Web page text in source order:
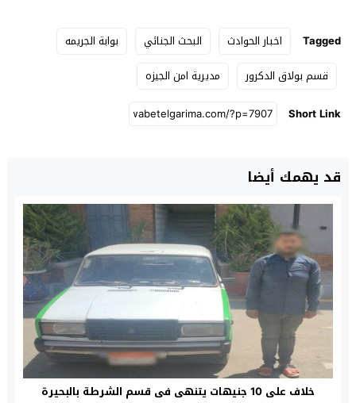
Tagged اخبار الحوادث البحث الجنائي
بوابة الجريمه
قسم بولاق الدكرور
مديرية امن الجيزه
Short Link
قد يهمك أيضا
خلاف على 10 جنيهات يتنهى فى قسم الشرطة بالبحيرة